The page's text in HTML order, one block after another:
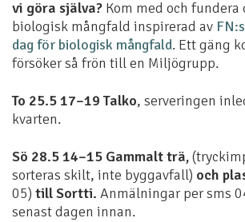
vi göra själva? Kom med och fundera
biologisk mångfald inspirerad av
dag för biologisk mångfald. Ett gäng
försöker så frön till en Miljögrupp.
To 25.5 17–19 Talko, serveringen
kvarten.
Sö 28.5 14–15 Gammalt trä,
sorteras skilt, inte byggavfall) och
05) till Sortti. Anmälningar per sms
senast dagen innan.